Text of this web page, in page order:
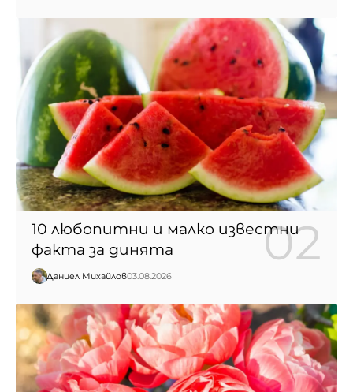
10 любопитни и малко известни
факта за динята
Даниел Михайлов03.08.2026